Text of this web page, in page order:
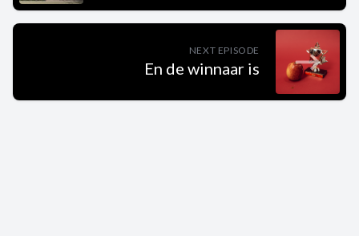
NEXT EPISODE
En de winnaar is